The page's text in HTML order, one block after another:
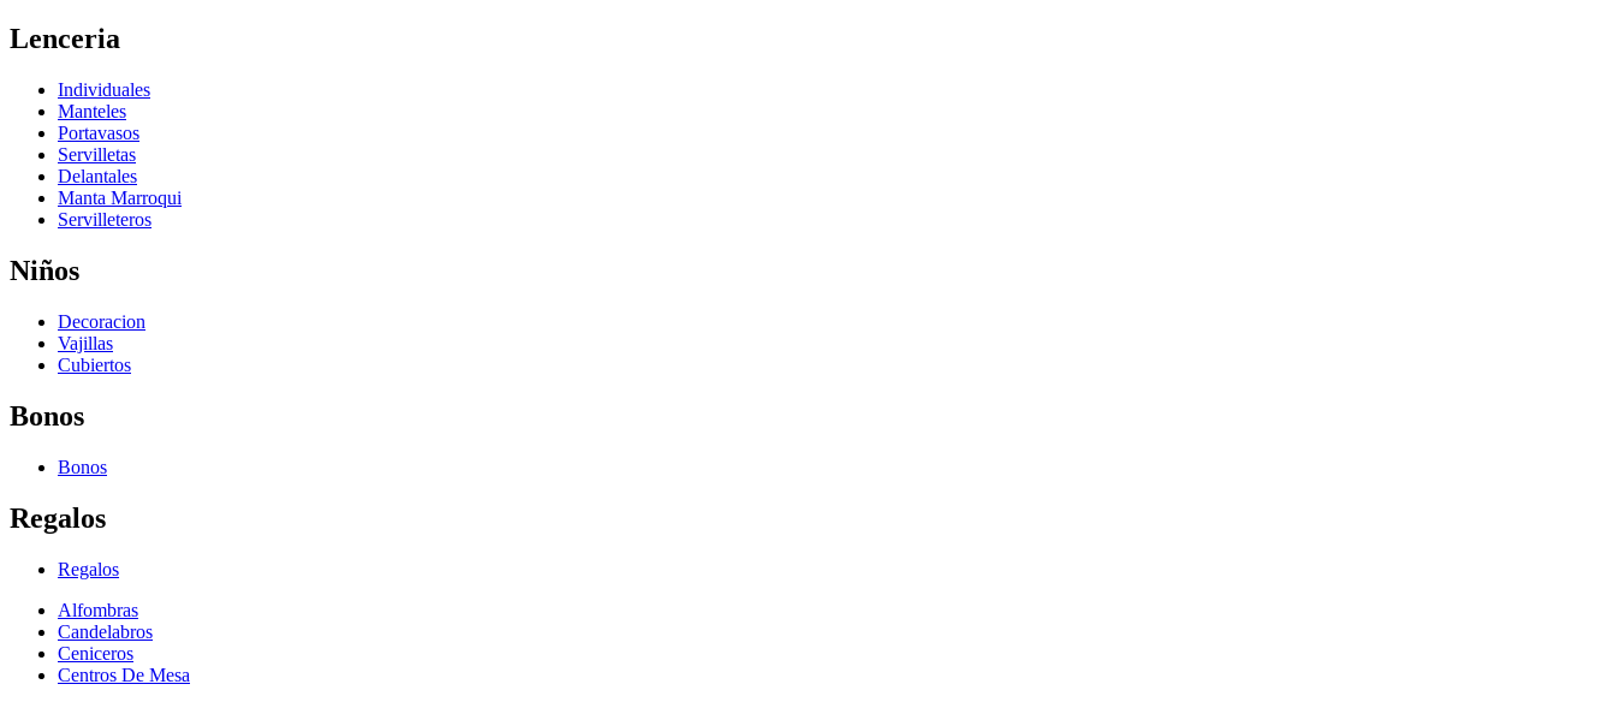
Lenceria
Individuales
Manteles
Portavasos
Servilletas
Delantales
Manta Marroqui
Servilleteros
Niños
Decoracion
Vajillas
Cubiertos
Bonos
Bonos
Regalos
Regalos
Alfombras
Candelabros
Ceniceros
Centros De Mesa